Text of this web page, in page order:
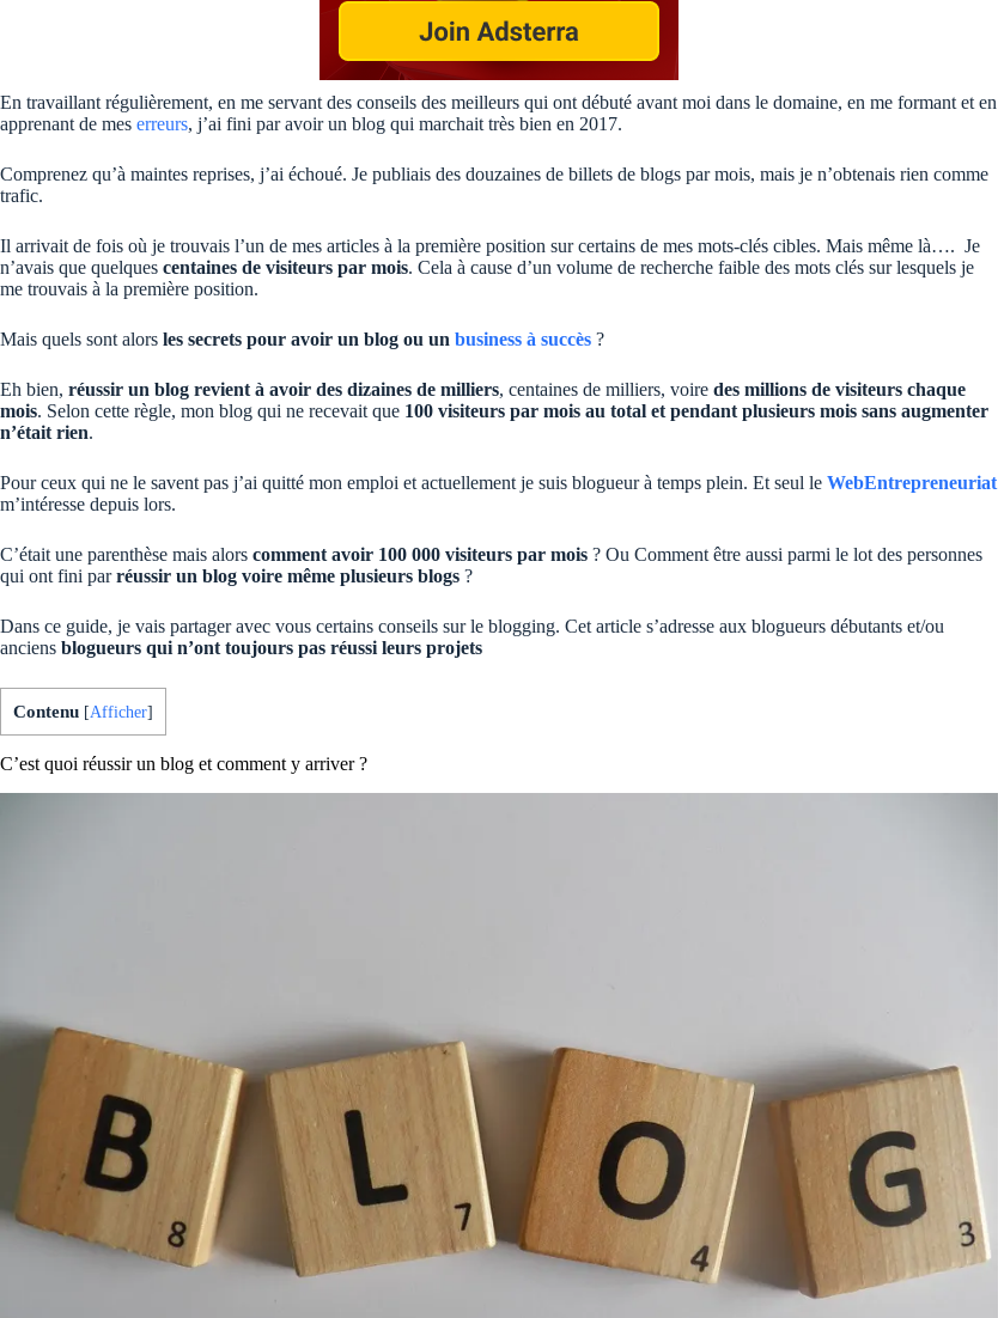
En travaillant régulièrement, en me servant des conseils des meilleurs qui ont débuté avant moi dans le domaine, en me formant et en
apprenant de mes erreurs, j’ai fini par avoir un blog qui marchait très bien en 2017.
Comprenez qu’à maintes reprises, j’ai échoué. Je publiais des douzaines de billets de blogs par mois, mais je n’obtenais rien comme
trafic.
Il arrivait de fois où je trouvais l’un de mes articles à la première position sur certains de mes mots-clés cibles. Mais même là…. Je
n’avais que quelques centaines de visiteurs par mois. Cela à cause d’un volume de recherche faible des mots clés sur lesquels je
me trouvais à la première position.
Mais quels sont alors les secrets pour avoir un blog ou un business à succès ?
Eh bien, réussir un blog revient à avoir des dizaines de milliers, centaines de milliers, voire des millions de visiteurs chaque
mois. Selon cette règle, mon blog qui ne recevait que 100 visiteurs par mois au total et pendant plusieurs mois sans augmenter
n’était rien.
Pour ceux qui ne le savent pas j’ai quitté mon emploi et actuellement je suis blogueur à temps plein. Et seul le WebEntrepreneuriat
m’intéresse depuis lors.
C’était une parenthèse mais alors comment avoir 100 000 visiteurs par mois ? Ou Comment être aussi parmi le lot des personnes
qui ont fini parréussir un blog voire même plusieurs blogs ?
Dans ce guide, je vais partager avec vous certains conseils sur le blogging. Cet article s’adresse aux blogueurs débutants et/ou
anciens blogueurs qui n’ont toujours pas réussi leurs projets
Contenu [Afficher]
C’est quoi réussir un blog et comment y arriver ?